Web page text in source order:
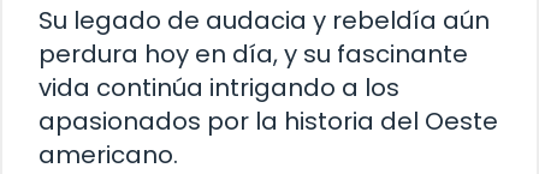
Su legado de audacia y rebeldía aún
perdura hoy en día, y su fascinante
vida continúa intrigando a los
apasionados por la historia del Oeste
americano.